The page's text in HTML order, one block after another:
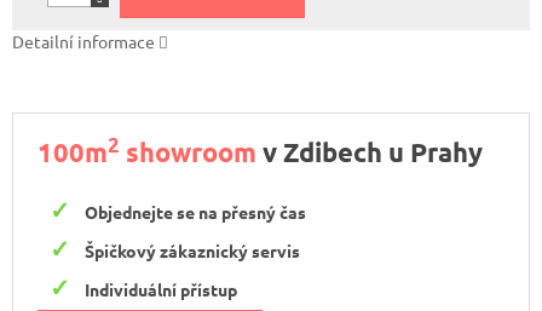
Detailní informace
100m2 showroom v Zdibech u Prahy
Objednejte se na přesný čas
Špičkový zákaznický servis
Individuální přístup